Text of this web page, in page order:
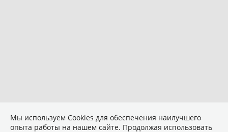
Мы используем Сookies для обеспечения наилучшего
опыта работы на нашем сайте. Продолжая использовать